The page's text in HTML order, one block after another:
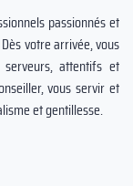
passionnés et
votre arrivée, vous
attentifs et
vous servir et
et gentillesse.